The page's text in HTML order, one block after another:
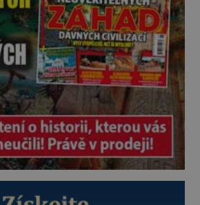
Sapanta, nedaleko hranic […]